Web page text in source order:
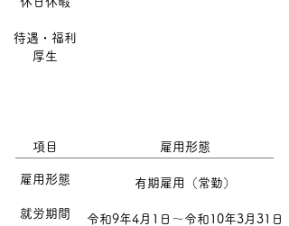
待遇・福利
厚生
​雇用形態
有期雇用（常勤）
​令和9年4月1日～令和10年3月31日
項目
​ 雇用形態
​​就労期間